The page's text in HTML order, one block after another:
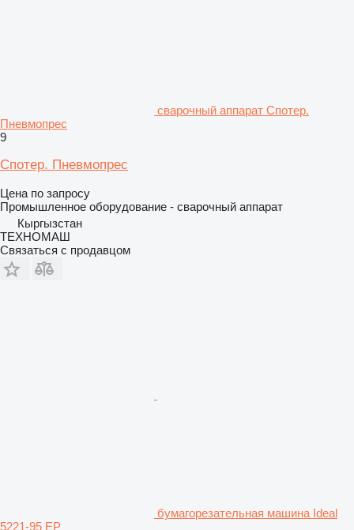
сварочный аппарат Спотер.
Пневмопрес
9
Спотер. Пневмопрес
Цена по запросу
Промышленное оборудование - сварочный аппарат
Кыргызстан
ТЕХНОМАШ
Связаться с продавцом
бумагорезательная машина Ideal
5221-95 EP